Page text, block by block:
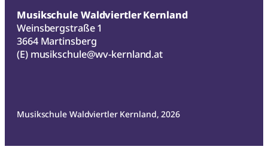
Musikschule Waldviertler Kernland
Weinsbergstraße 1
3664 Martinsberg
(E) musikschule@wv-kernland.at
Musikschule Waldviertler Kernland, 2026